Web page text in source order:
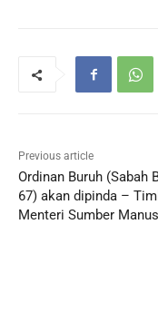
Previous article
Ordinan Buruh (Sabah
67) akan dipinda –
Menteri Sumber